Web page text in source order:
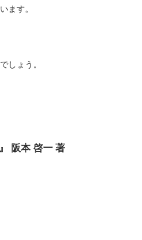
ます。
しょう。
阪本 啓一 著